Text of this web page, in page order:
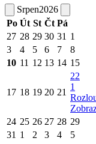
Srpen2026
Po Út St Čt Pá
27 28 29 30 31 1
3
4 5 6 7 8
10 11 12 13 14 15
17 18 19 20 21
22
1
24 25 26 27 28 29
31 1 2 3 4 5